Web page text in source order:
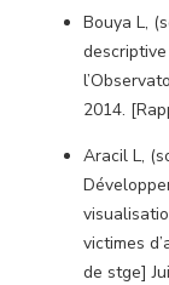
Bouya L,
2014.
Aracil L,
victimes
de stge]